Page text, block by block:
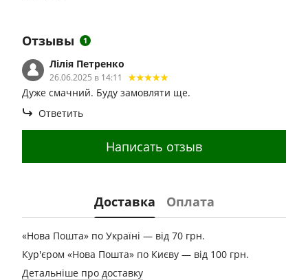
Отзывы 1
Лілія Петренко
26.06.2025 в 14:11
Дуже смачний. Буду замовляти ще.
Ответить
Написать отзыв
Доставка Оплата
«Нова Пошта» по Україні — від 70 грн.
Кур'єром «Нова Пошта» по Києву — від 100 грн.
Детальніше про доставку